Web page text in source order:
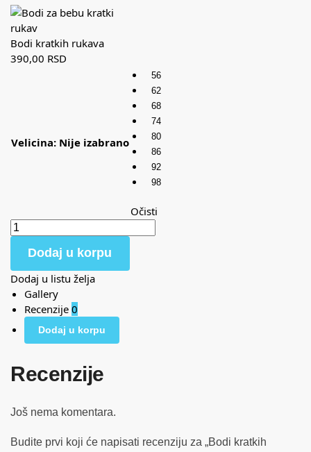
Bodi kratkih rukava
390,00 RSD
Velicina: Nije izabrano
56
62
68
74
80
86
92
98
Očisti
Dodaj u korpu
Dodaj u listu želja
Gallery
Recenzije 0
Dodaj u korpu
Recenzije
Još nema komentara.
Budite prvi koji će napisati recenziju za „Bodi kratkih